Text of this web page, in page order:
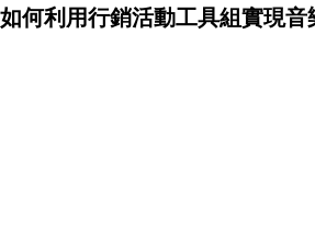
如何利用行銷活動工具組實現音